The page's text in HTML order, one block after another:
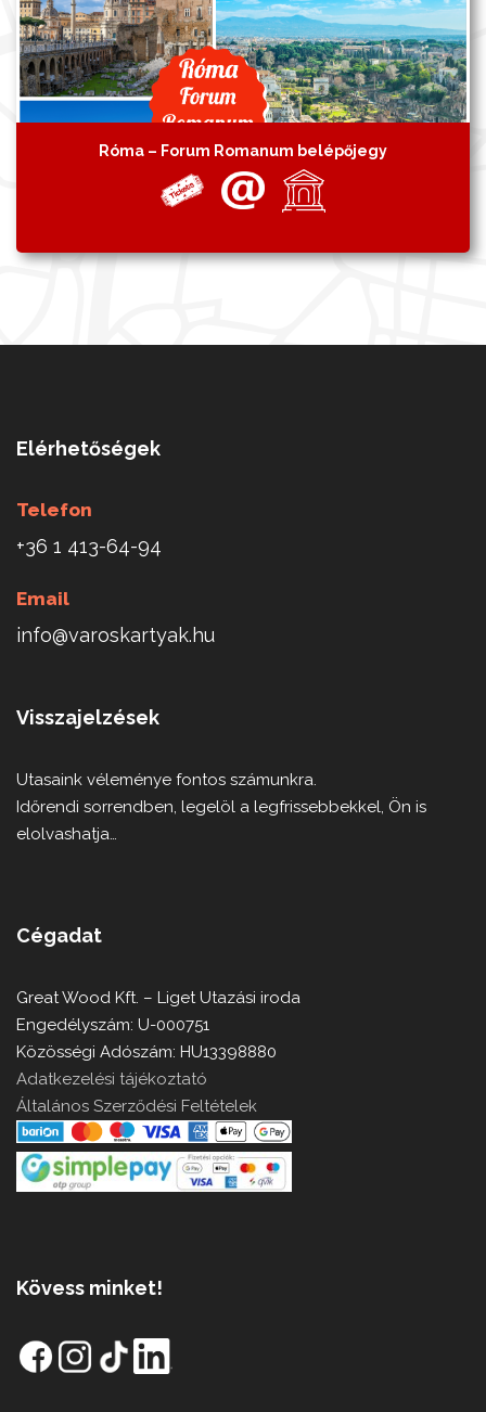
Róma – Forum Romanum belépőjegy
Elérhetőségek
Telefon
+36 1 413-64-94
Email
info@varoskartyak.hu
Visszajelzések
Utasaink véleménye fontos számunkra.
Időrendi sorrendben, legelöl a legfrissebbekkel, Ön is
elolvashatja…
Cégadat
Great Wood Kft. – Liget Utazási iroda
Engedélyszám: U-000751
Közösségi Adószám: HU13398880
Adatkezelési tájékoztató
Általános Szerződési Feltételek
Kövess minket!